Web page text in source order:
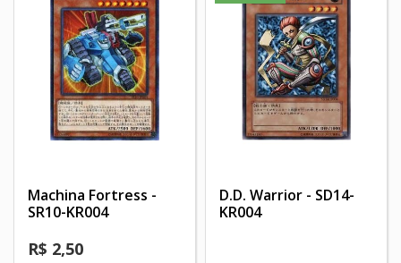
Machina Fortress -
SR10-KR004
R$ 2,50
D.D. Warrior - SD14-
KR004